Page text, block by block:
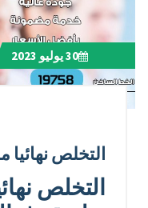
30يوليو 2023
التخلص نهائيا
التخلص